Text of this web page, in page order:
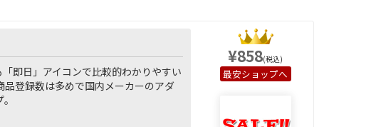
即日」アイコンで比較的わかりやすい
登録数は多めで国内メーカーのアダ
¥858(税込)
ショップへ